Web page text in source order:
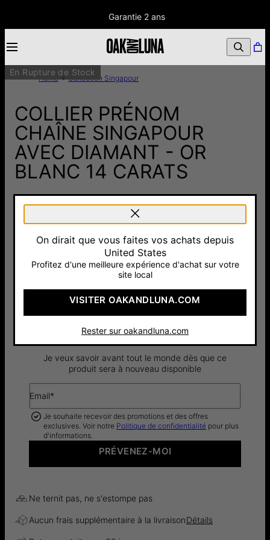
Garantie 2 ans
En Rupture de Stock
Home Collection Singapour
COLLIER PRÉNOM
CHAÎNE SINGAPOUR
AVEC DIAMANT - OR
BLANC 14 CARATS
700 €
5.0 1 Avis
TOTAL: 700 €
BIENTÔT DISPONIBLE!
Je veux savoir avant tout le monde dès que ce
produit sera à nouveau disponible
Email*
Je souhaite recevoir des promotions et des offres
exclusives. Voir notre Politique de confidentialité pour plus
d'informations.
PRÉVENEZ-MOI
Ne ternit pas, ne s'estompe pas
Aucun frais supplémentaire à la livraisonDétails
On dirait que vous faites vos achats depuis
United States
Profitez d'une meilleure expérience d'achat sur votre
site local
VISITER OAKANDLUNA.COM
Rester sur oakandluna.com